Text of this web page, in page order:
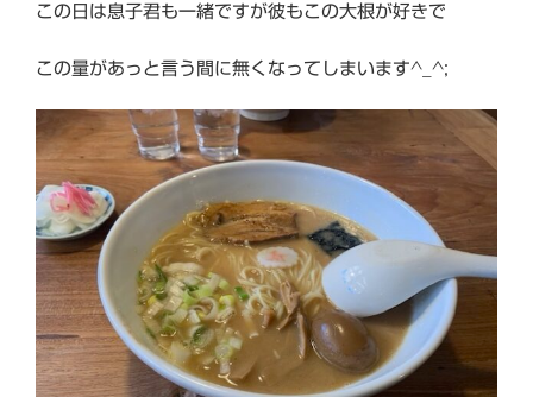
この日は息子君も一緒ですが彼もこの大根が好きで
この量があっと言う間に無くなってしまいます^_^;